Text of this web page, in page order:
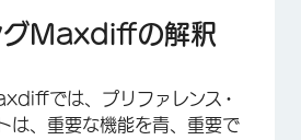
グMaxdiffの解釈
では、プリファレンス・
は、重要な機能を青、重要で